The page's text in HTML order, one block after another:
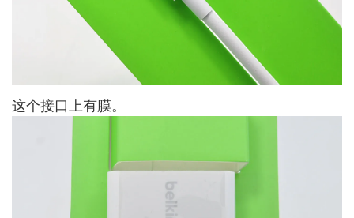
这个接口上有膜。